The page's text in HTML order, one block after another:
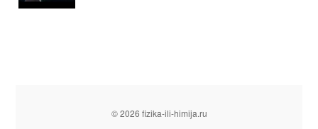
© 2026 fizika-ili-himija.ru